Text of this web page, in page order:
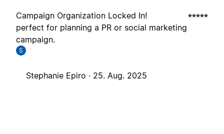
Campaign Organization Locked In!
perfect for planning a PR or social marketing
campaign.
S
Stephanie Epiro · 25. Aug. 2025